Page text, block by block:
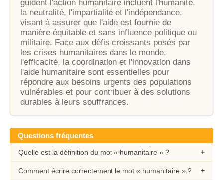
guident l'action humanitaire incluent l'humanité,
la neutralité, l'impartialité et l'indépendance,
visant à assurer que l'aide est fournie de
manière équitable et sans influence politique ou
militaire. Face aux défis croissants posés par
les crises humanitaires dans le monde,
l'efficacité, la coordination et l'innovation dans
l'aide humanitaire sont essentielles pour
répondre aux besoins urgents des populations
vulnérables et pour contribuer à des solutions
durables à leurs souffrances.
Questions fréquentes
Quelle est la définition du mot « humanitaire » ?
Comment écrire correctement le mot « humanitaire » ?